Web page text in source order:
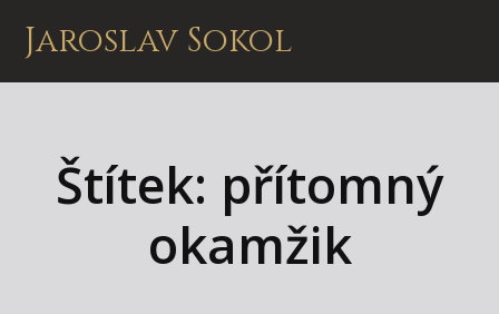
Jaroslav Sokol
Štítek: přítomný
okamžik